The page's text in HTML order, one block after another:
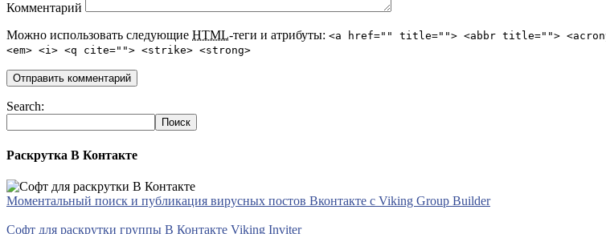
Комментарий
Можно использовать следующие HTML-теги и атрибуты: <a href="" title=""> <abbr title="">
<em> <i> <q cite=""> <strike> <strong>
Search:
Раскрутка В Контакте
Моментальный поиск и публикация вирусных постов Вконтакте с Viking Group Builder
Софт для раскрутки группы В Контакте Viking Inviter